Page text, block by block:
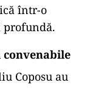
într-o
profundă.
Coposu au